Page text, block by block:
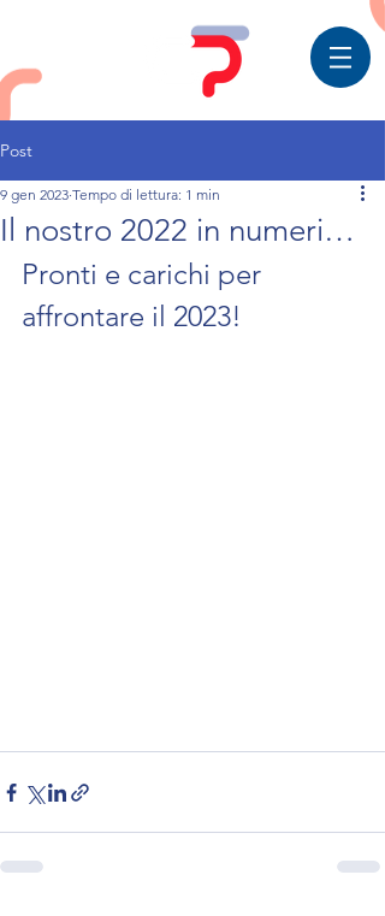
Post
Il nostro 2022 in numeri…
9 gen 2023 Tempo di lettura: 1 min
Pronti e carichi per
affrontare il 2023!